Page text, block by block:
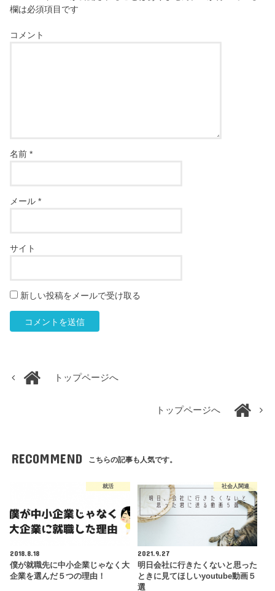
欄は必須項目です
コメント
名前*
メール*
サイト
新しい投稿をメールで受け取る
トップページへ
トップページへ
RECOMMEND こちらの記事も人気です。
就活
2018.8.18
僕が就職先に中小企業じゃなく大
企業を選んだ５つの理由！
社会人関連
2021.9.27
明日会社に行きたくないと思った
ときに見てほしいyoutube動画５
選